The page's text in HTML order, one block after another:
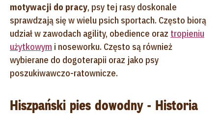
motywacji do pracy, psy tej rasy doskonale
sprawdzają się w wielu psich sportach. Często biorą
udział w zawodach agility, obedience oraz tropieniu
użytkowym i noseworku. Często są również
wybierane do dogoterapii oraz jako psy
poszukiwawczo-ratownicze.
Hiszpański pies dowodny - Historia